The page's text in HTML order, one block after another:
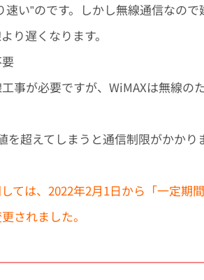
い”のです。 しかし無線通信なの
り遅くなります。
事が必要ですが、WiMAXは無線の
超えてしまうと通信制限がかかり
ては、2022年2月1日から「一定期
されました。